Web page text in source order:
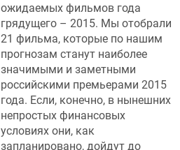
ожидаемых фильмов года
грядущего – 2015. Мы отобрали
21 фильма, которые по нашим
прогнозам станут наиболее
значимыми и заметными
российскими премьерами 2015
года. Если, конечно, в нынешних
непростых финансовых
условиях они, как
запланировано, дойдут до